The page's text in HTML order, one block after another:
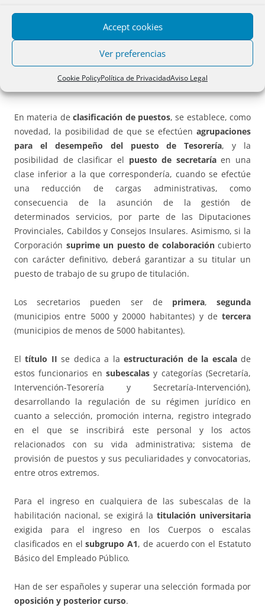
Accept cookies
Ver preferencias
Cookie PolicyPolítica de PrivacidadAviso Legal
contratos
, convenios y documentos análogos en que
intervenga la Entidad Local.
puestos reservadosa estos funcionarios, se
incluyen los de secretaría, intervención, tesorería y puestos
En materia declasificación de puestos, se establece, como
novedad, la posibilidad de que se efectúen agrupaciones
para el desempeño del puesto de Tesorería, y la
posibilidad de clasificar el puesto de secretaríaen una
clase inferior a la que correspondería, cuando se efectúe
una reducción de cargas administrativas, como
consecuencia de la asunción de la gestión de
determinados servicios, por parte de las Diputaciones
Provinciales, Cabildos y Consejos Insulares. Asimismo, si la
Corporación suprime un puesto de colaboracióncubierto
con carácter definitivo, deberá garantizar a su titular un
puesto de trabajo de su grupo de titulación.
Los secretarios pueden ser de primera,segunda
(municipios entre 5000 y 20000 habitantes) y de tercera
(municipios de menos de 5000 habitantes).
Eltítulo II se dedica a laestructuración de la escalade
estos funcionarios en subescalas y categorías (Secretaría,
Intervención-Tesorería y Secretaría-Intervención),
desarrollando la regulación de su régimen jurídico en
cuanto a selección, promoción interna, registro integrado
en el que se inscribirá este personal y los actos
relacionados con su vida administrativa; sistema de
provisión de puestos y sus peculiaridades y convocatorias,
entre otros extremos.
Para el ingreso en cualquiera de las subescalas de la
habilitación nacional, se exigirá latitulación universitaria
exigida para el ingreso en los Cuerpos o escalas
clasificados en elsubgrupo A1, de acuerdo con el Estatuto
Básico del Empleado Público.
Han de ser españoles y superar una selección formada por
oposición y posterior curso.